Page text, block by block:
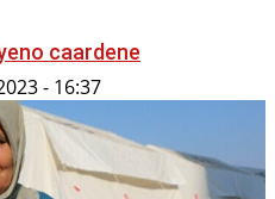
caardene
- 16:37